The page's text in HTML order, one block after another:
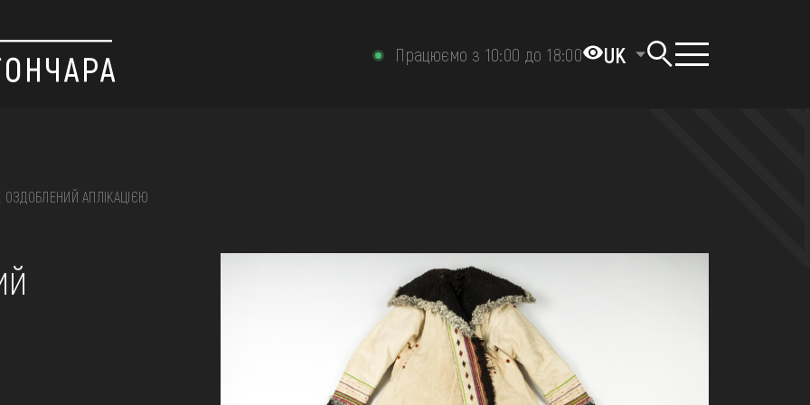
Працюємо з 10:00 до 18:00 UK
ОЗДОБЛЕНИЙ АПЛІКАЦІЄЮ